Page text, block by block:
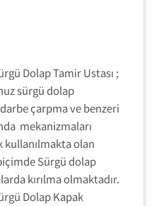
Dolap Tamir Ustası ;
sürgü dolap
çarpma ve benzeri
mekanizmaları
kullanılmakta olan
Sürgü dolap
kırılma olmaktadır.
Dolap Kapak